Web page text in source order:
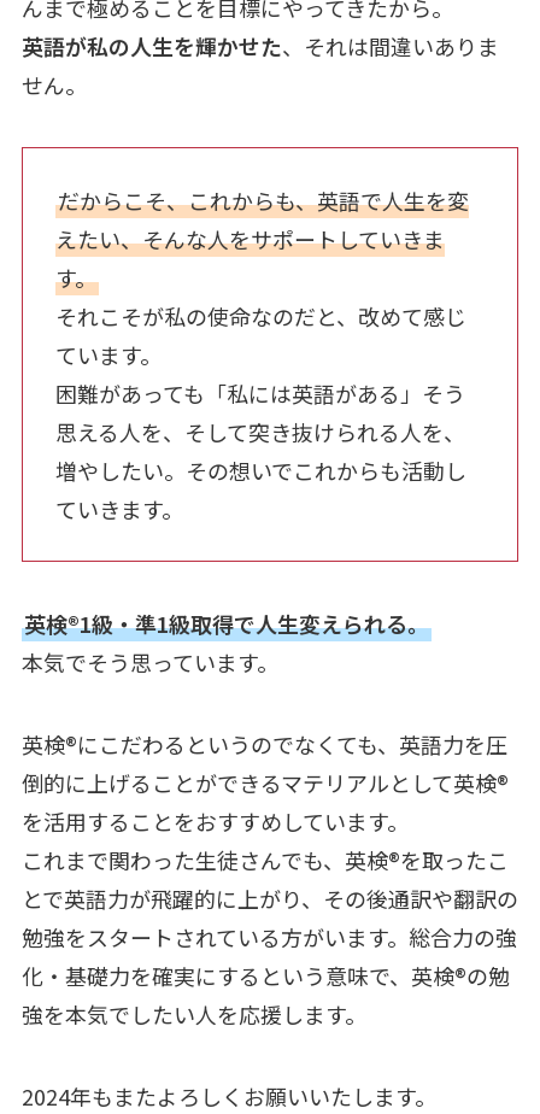
んまで極めることを目標にやってきたから。
英語が私の人生を輝かせた、それは間違いありま
せん。
だからこそ、これからも、英語で人生を変
えたい、そんな人をサポートしていきま
す。
それこそが私の使命なのだと、改めて感じ
ています。
困難があっても「私には英語がある」そう
思える人を、そして突き抜けられる人を、
増やしたい。その想いでこれからも活動し
ていきます。
英検®1級・準1級取得で人生変えられる。
本気でそう思っています。
英検®にこだわるというのでなくても、英語力を圧
倒的に上げることができるマテリアルとして英検®
を活用することをおすすめしています。
これまで関わった生徒さんでも、英検®を取ったこ
とで英語力が飛躍的に上がり、その後通訳や翻訳の
勉強をスタートされている方がいます。総合力の強
化・基礎力を確実にするという意味で、英検®の勉
強を本気でしたい人を応援します。
2024年もまたよろしくお願いいたします。